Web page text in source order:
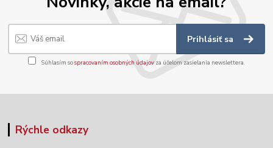
Prihlásiť sa
Súhlasím sospracovaním osobných údajov za účelom zasielania newslettera.
Rýchle odkazy